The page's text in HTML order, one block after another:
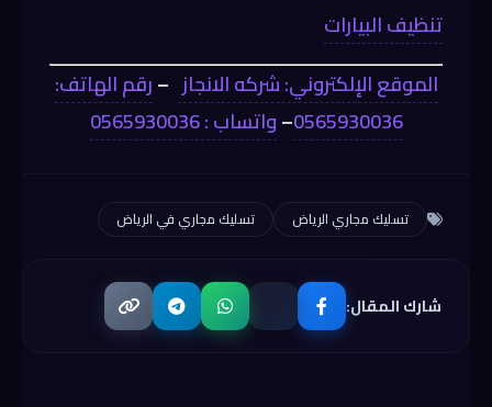
تنظيف البيارات
الموقع الإلكتروني: شركه الانجاز –رقم الهاتف:
0565930036
–واتساب : 0565930036
تسليك مجاري الرياض تسليك مجاري في الرياض
شارك المقال: